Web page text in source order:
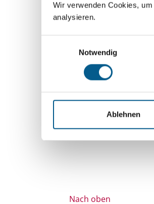
Wir verwenden Cookies,
analysieren.
Notwendig
Ablehnen
verfeinert werden.
Nach oben